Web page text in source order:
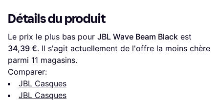
Détails du produit
Le prix le plus bas pour JBL Wave Beam Black
34,39 €. Il s'agit actuellement de l'offre la moins chère
parmi 11 magasins.
Comparer:
JBL Casques
JBL Casques